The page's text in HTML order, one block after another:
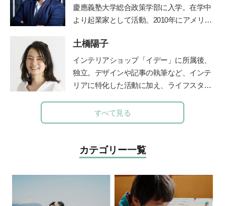
ん」で決まる！』『かしこい子どもに育
つ！ 育脳離乳食』（小学館）など多数。
ごはん』（池田書店）。
慶應義塾大学総合政策学部に入学。在学中
より起業家として活動。2010年にアメリカ
道に進む。子どもたちに「未来を生き抜く
力」を身につけて欲しいと、2012年東京の
八王子に学習塾COMPASSを開校。2014年
より人工知能型教材「Qubena」の開発を
いる。人工知能型教材の開発の他、「未来
土橋陽子
インテリアショップ「イデー」に所属後、
独立。デザインや記事の執筆など、インテ
リアに特化した活動に加え、ライフスタイ
の時間に笑顔を増やすアナログ時計「funp
unclock」シリーズデザイナー。仕事と並
目ざして、モンテッソーリ教育理論を学び
直し中。公式サイト
すべて見る
カテゴリー一覧